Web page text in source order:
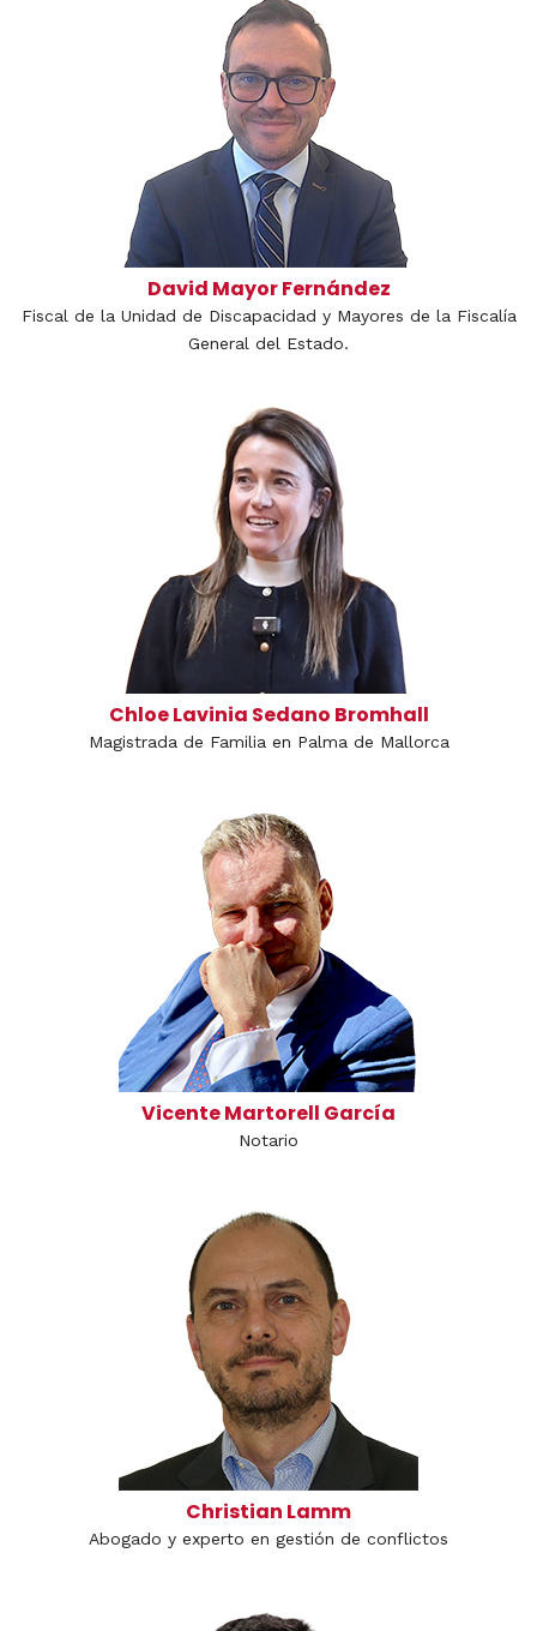
David Mayor Fernández
Fiscal de la Unidad de Discapacidad y Mayores de la Fiscalía
General del Estado.
Chloe Lavinia Sedano Bromhall
Magistrada de Familia en Palma de Mallorca
Vicente Martorell García
Notario
Christian Lamm
Abogado y experto en gestión de conflictos